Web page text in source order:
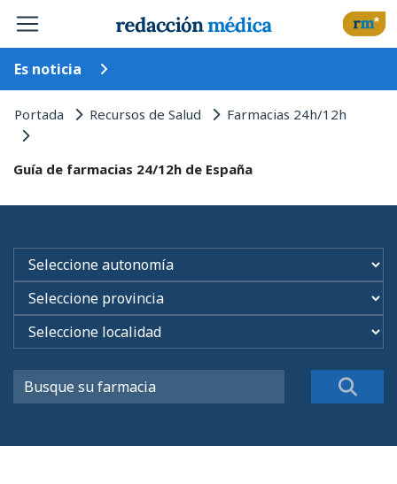
Es noticia
Portada Recursos de Salud Farmacias 24h/12h
Guía de farmacias 24/12h de España